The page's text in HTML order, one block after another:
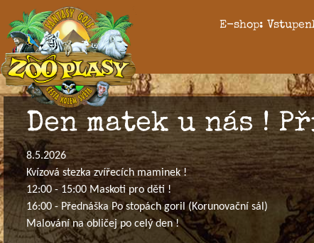
E-shop:
Den matek u nás !
8.5.2026
Kvízová stezka zvířecích maminek !
12:00 - 15:00 Maskoti pro děti !
16:00 - Přednáška Po stopách goril (Korunovační sál)
Malování na obličej po celý den !